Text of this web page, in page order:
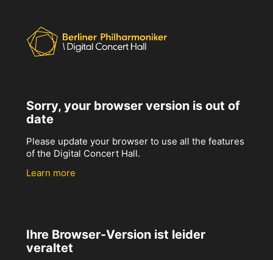
Sorry, your browser version is out of
date
Please update your browser to use all the features
of the Digital Concert Hall.
Learn more
Ihre Browser-Version ist leider
veraltet